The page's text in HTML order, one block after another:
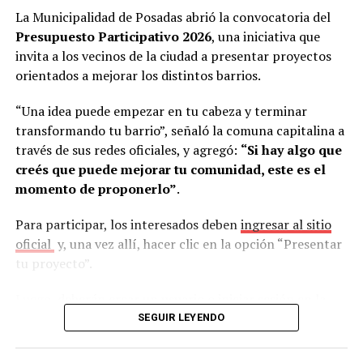
municipio.
Según Abrazian, este sistema permite resolver uno de
los mayores problemas que enfrentan actualmente las
“Hoy es muy complejo. Cada vez que abrís una búsqueda,
sea presencial o digital, llegan muchísimos perfiles.
Muchas empresas no tienen un equipo de recursos
humanos y, aun teniéndolo, es muy difícil hacer frente a
esa cantidad de postulaciones”, señaló.
En ese contexto, afirmó que la Oficina de Empleo se
convierte en un aliado para simplificar el proceso.
función de la necesidad de la empresa. Así la tarea
resulta mucho más sencilla y ágil”, dijo a este medio el
director del área.
Rivero, el secretario de organización gremialMarcelo
Javier Álvez, el tesoreroHugo Cabrera Bogadoy el
asesor legalWalter Duarte.
La Municipalidad de Posadas abrió la convocatoria del
Presupuesto Participativo 2026, una iniciativa que
invita a los vecinos de la ciudad a presentar proyectos
orientados a mejorar los distintos barrios.
“Una idea puede empezar en tu cabeza y terminar
transformando tu barrio”, señaló la comuna capitalina a
través de sus redes oficiales, y agregó: “Si hay algo que
creés que puede mejorar tu comunidad, este es el
momento de proponerlo”.
Para participar, los interesados debeningresar al sitio
oficial y, una vez allí, hacer clic en la opción “Presentar
tu proyecto”.
plataforma MuniDigital, validando que corresponda a la
SEGUIR LEYENDO